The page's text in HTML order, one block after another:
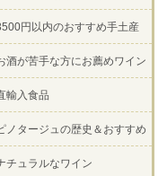
円以内のおすすめ手土産
酒が苦手な方にお薦めワイン
輸入食品
ノタージュの歴史＆おすすめ
チュラルなワイン